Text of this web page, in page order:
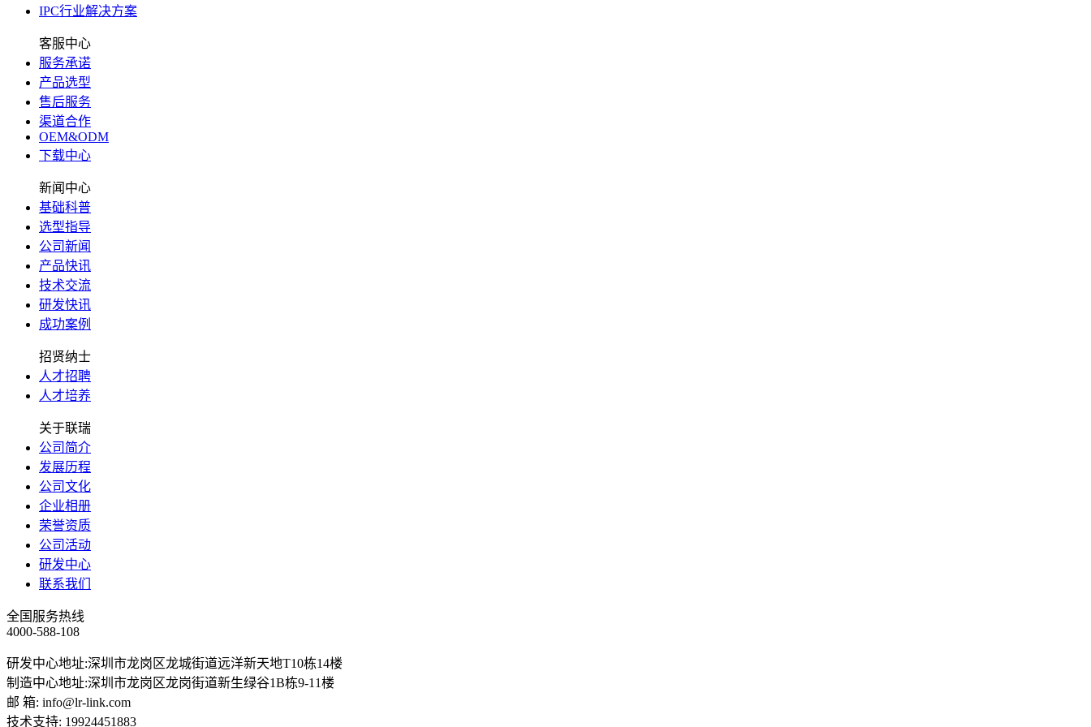
IPC行业解决方案
客服中心
服务承诺
产品选型
售后服务
渠道合作
OEM&ODM
下载中心
新闻中心
基础科普
选型指导
公司新闻
产品快讯
技术交流
研发快讯
成功案例
招贤纳士
人才招聘
人才培养
关于联瑞
公司简介
发展历程
公司文化
企业相册
荣誉资质
公司活动
研发中心
联系我们
全国服务热线
4000-588-108
研发中心地址:深圳市龙岗区龙城街道远洋新天地T10栋14楼
制造中心地址:深圳市龙岗区龙岗街道新生绿谷1B栋9-11楼
邮 箱: info@lr-link.com
技术支持: 19924451883